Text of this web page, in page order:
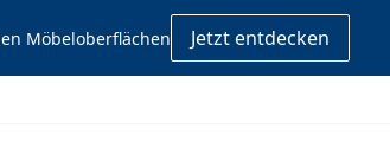
Möbeloberflächen Jetzt entdecken